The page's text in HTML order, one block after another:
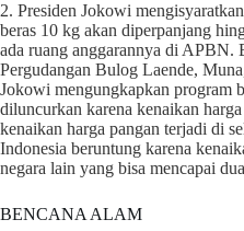
2. Presiden Jokowi
beras 10 kg akan diperpanjang
ada ruang anggarannya di APBN.
Pergudangan Bulog Laende,
Jokowi mengungkapkan program
diluncurkan karena kenaikan
kenaikan harga pangan terjadi di
Indonesia beruntung karena
negara lain yang bisa mencapai
BENCANA ALAM